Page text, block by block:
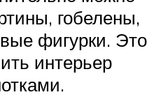
гобелены,
фигурки. Это
интерьер